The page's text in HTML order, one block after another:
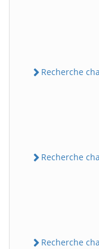
Recherche
Recherche
Recherche